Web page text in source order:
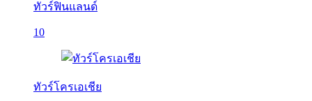
ทัวร์ฟินแลนด์
10
ทัวร์โครเอเชีย